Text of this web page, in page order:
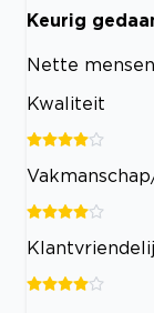
Keurig
Nette
Kwaliteit